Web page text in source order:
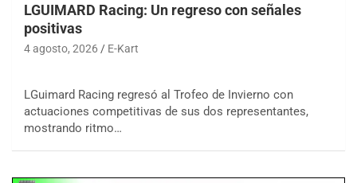
LGUIMARD Racing: Un regreso con señales
positivas
4 agosto, 2026 E-Kart
LGuimard Racing regresó al Trofeo de Invierno con
actuaciones competitivas de sus dos representantes,
mostrando ritmo…
08/09-AGO
IAME SERIES ARGENTINA 6
Ramiro Tot (Asfalto)
KDO - F6